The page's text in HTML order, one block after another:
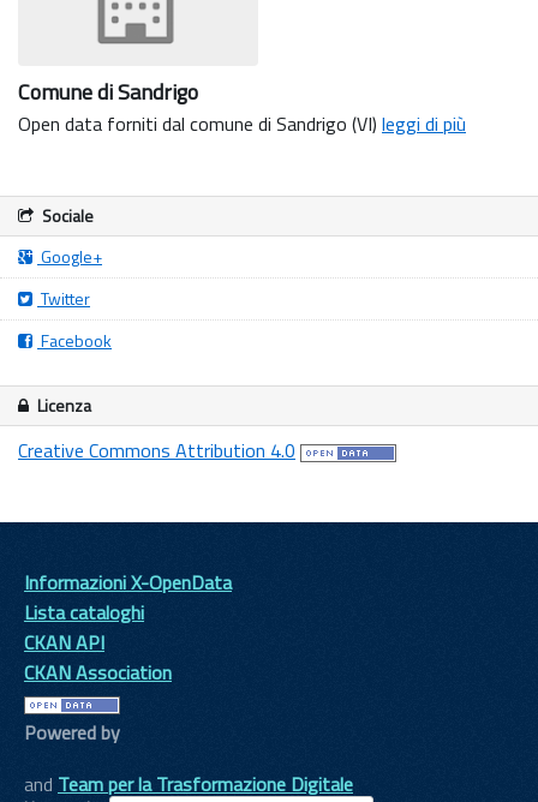
Comune di Sandrigo
Open data forniti dal comune di Sandrigo (VI) leggi di più
Sociale
Google+
Twitter
Facebook
Licenza
Creative Commons Attribution 4.0
Informazioni X-OpenData
Lista cataloghi
CKAN API
CKAN Association
Powered by
and Team per la Trasformazione Digitale